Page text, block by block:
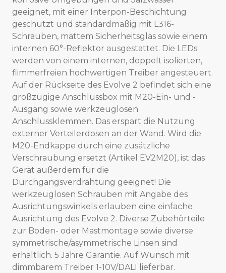
geeignet, mit einer Interpon-Beschichtung
geschützt und standardmäßig mit L316-
Schrauben, mattem Sicherheitsglas sowie einem
internen 60°-Reflektor ausgestattet. Die LEDs
werden von einem internen, doppelt isolierten,
flimmerfreien hochwertigen Treiber angesteuert.
Auf der Rückseite des Evolve 2 befindet sich eine
großzügige Anschlussbox mit M20-Ein- und -
Ausgang sowie werkzeuglosen
Anschlussklemmen. Das erspart die Nutzung
externer Verteilerdosen an der Wand. Wird die
M20-Endkappe durch eine zusätzliche
Verschraubung ersetzt (Artikel EV2M20), ist das
Gerät außerdem für die
Durchgangsverdrahtung geeignet! Die
werkzeuglosen Schrauben mit Angabe des
Ausrichtungswinkels erlauben eine einfache
Ausrichtung des Evolve 2. Diverse Zubehörteile
zur Boden- oder Mastmontage sowie diverse
symmetrische/asymmetrische Linsen sind
erhältlich. 5 Jahre Garantie. Auf Wunsch mit
dimmbarem Treiber 1-10V/DALI lieferbar.